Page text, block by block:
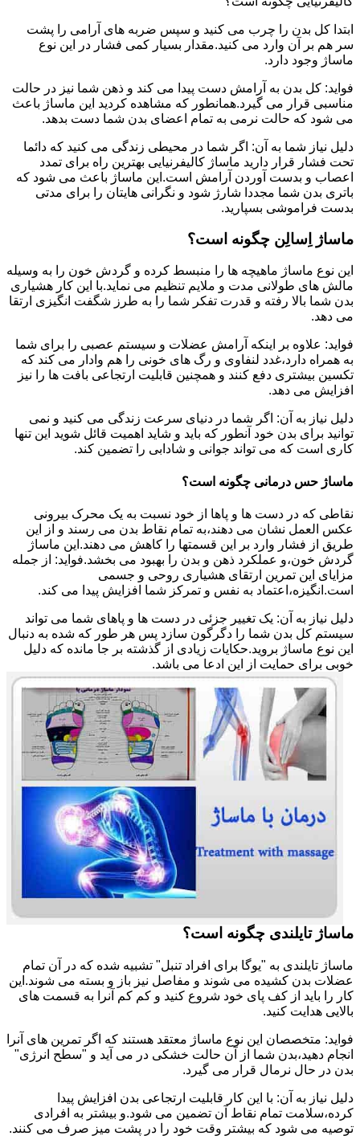
ابتدا کل بدن را چرب می کنید و سپس ضربه های آرامی را پشت
سر هم بر آن وارد می کنید.مقدار بسیار کمی فشار در این نوع
ماساژ وجود دارد.
فواید: کل بدن به آرامش دست پیدا می کند و ذهن شما نیز در حالت
مناسبی قرار می گیرد.همانطور که مشاهده کردید این ماساژ باعث
می شود که حالت نرمی به تمام اعضای بدن شما دست بدهد.
دلیل نیاز شما به آن: اگر شما در محیطی زندگی می کنید که دائما
تحت فشار قرار دارید ماساژ کالیفرنیایی بهترین راه برای تمدد
اعصاب و بدست آوردن آرامش است.این ماساژ باعث می شود که
باتری بدن شما مجددا شارژ شود و نگرانی هایتان را برای مدتی
بدست فراموشی بسپارید.
ماساژ اِسالِن چگونه است؟
این نوع ماساژ ماهیچه ها را منبسط کرده و گردش خون را به وسیله
مالش های طولانی مدت و ملایم تنظیم می نماید.با این کار هشیاری
بدن شما بالا رفته و قدرت تفکر شما را به طرز شگفت انگیزی ارتقا
می دهد.
فواید: علاوه بر اینکه آرامش عضلات و سیستم عصبی را برای شما
به همراه دارد،غدد لنفاوی و رگ های خونی را هم وادار می کند که
تکسین بیشتری دفع کنند و همچنین قابلیت ارتجاعی بافت ها را نیز
افزایش می دهد.
دلیل نیاز به آن: اگر شما در دنیای سرعت زندگی می کنید و نمی
توانید برای بدن خود آنطور که باید و شاید اهمیت قائل شوید این تنها
کاری است که می تواند جوانی و شادابی را تضمین کند.
ماساژ حس درمانی چگونه است؟
نقاطی که در دست ها و پاها از خود نسبت به یک محرک بیرونی
عکس العمل نشان می دهند،به تمام نقاط بدن می رسند و از این
طریق از فشار وارد بر این قسمتها را کاهش می دهند.این ماساژ
گردش خون،و عملکرد ذهن و بدن را بهبود می بخشد.فواید: از جمله
مزایای این تمرین ارتقای هشیاری روحی و جسمی
است.انگیزه،اعتماد به نفس و تمرکز شما افزایش پیدا می کند.
دلیل نیاز به آن: یک تغییر جزئی در دست ها و پاهای شما می تواند
سیستم کل بدن شما را دگرگون سازد پس هر طور که شده به دنبال
این نوع ماساژ بروید.حکایات زیادی از گذشته بر جا مانده که دلیل
خوبی برای حمایت از این ادعا می باشد.
ماساژ تایلندی چگونه است؟
ماساژ تایلندی به "یوگا برای افراد تنبل" تشبیه شده که در آن تمام
عضلات بدن کشیده می شوند و مفاصل نیز باز و بسته می شوند.این
کار را باید از کف پای خود شروع کنید و کم کم آنرا به قسمت های
بالایی هدایت کنید.
فواید: متخصصان این نوع ماساژ معتقد هستند که اگر تمرین های آنرا
انجام دهید،بدن شما از آن حالت خشکی در می آید و "سطح انرژی"
بدن در حال نرمال قرار می گیرد.
دلیل نیاز به آن: با این کار قابلیت ارتجاعی بدن افزایش پیدا
کرده،سلامت تمام نقاط آن تضمین می شود.و بیشتر به افرادی
توصیه می شود که بیشتر وقت خود را در پشت میز صرف می کنند.